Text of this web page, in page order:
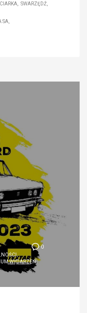
SWARZĘDŹ
SA
0
,
WYDARZEŃ,